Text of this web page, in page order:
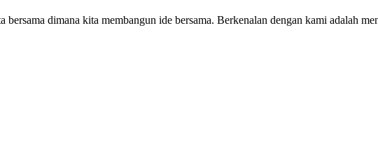
bersama dimana kita membangun ide bersama. Berkenalan dengan kami adalah